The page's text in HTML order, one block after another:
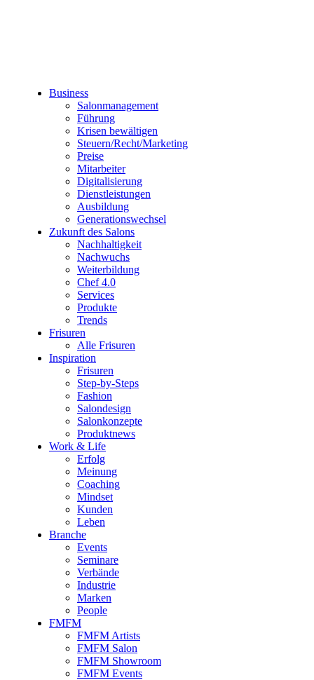
Business
Salonmanagement
Führung
Krisen bewältigen
Steuern/Recht/Marketing
Preise
Mitarbeiter
Digitalisierung
Dienstleistungen
Ausbildung
Generationswechsel
Zukunft des Salons
Nachhaltigkeit
Nachwuchs
Weiterbildung
Chef 4.0
Services
Produkte
Trends
Frisuren
Alle Frisuren
Inspiration
Frisuren
Step-by-Steps
Fashion
Salondesign
Salonkonzepte
Produktnews
Work & Life
Erfolg
Meinung
Coaching
Mindset
Kunden
Leben
Branche
Events
Seminare
Verbände
Industrie
Marken
People
FMFM
FMFM Artists
FMFM Salon
FMFM Showroom
FMFM Events